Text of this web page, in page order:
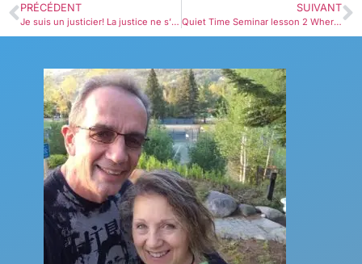
PRÉCÉDENT
Je suis un justicier! La justice ne s’impose pas mais se démontre.
SUIVANT
Quiet Time Seminar lesson 2 Where and When